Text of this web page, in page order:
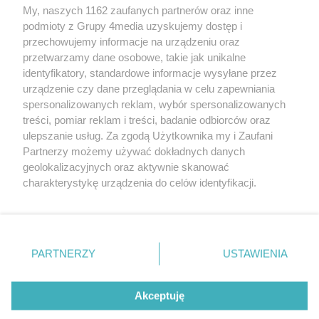
Redakcja Reklama Prywatność
Praca Łódź
the:protocol
Facebook.com
Youtube.com
My, naszych 1162 zaufanych partnerów oraz inne
podmioty z Grupy 4media uzyskujemy dostęp i
przechowujemy informacje na urządzeniu oraz
przetwarzamy dane osobowe, takie jak unikalne
identyfikatory, standardowe informacje wysyłane przez
urządzenie czy dane przeglądania w celu zapewniania
spersonalizowanych reklam, wybór spersonalizowanych
treści, pomiar reklam i treści, badanie odbiorców oraz
ulepszanie usług. Za zgodą Użytkownika my i Zaufani
Partnerzy możemy używać dokładnych danych
geolokalizacyjnych oraz aktywnie skanować
charakterystykę urządzenia do celów identyfikacji.
zmienić/wycofać klikając przycisk ustawień prywatności
znajdujący się w lewym dolnym rogu strony
. Niektóre
użytkownika, ale masz prawo sprzeciwić się takiemu
przetwarzaniu. Preferencje będą miały zastosowania tylko
PARTNERZY USTAWIENIA
Akceptuję